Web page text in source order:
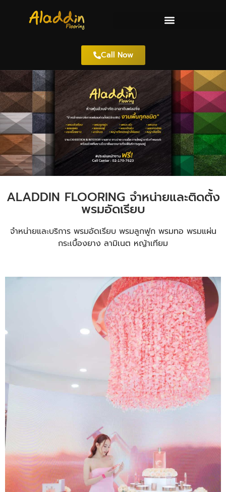
Call Now
ALADDIN FLOORING จำหน่ายและติดตั้ง
พรมอัดเรียบ
จำหน่ายและบริการ พรมอัดเรียบ พรมลูกฟูก พรมทอ พรมแผ่น
กระเบื้องยาง ลามิเนต หญ้าเทียม